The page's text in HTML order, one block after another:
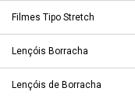
Filmes Tipo Stretch
Lençóis Borracha
Lençóis de Borracha